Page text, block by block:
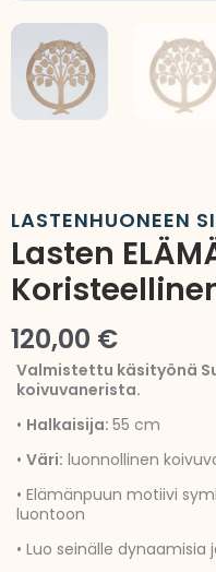
LASTENHUONEEN
Lasten
120,00 €
Valmistettu käsityönä
koivuvanerista.
• Halkaisija: 55 cm
• Väri: luonnollinen
• Elämänpuun motiivi
luontoon
• Luo seinälle